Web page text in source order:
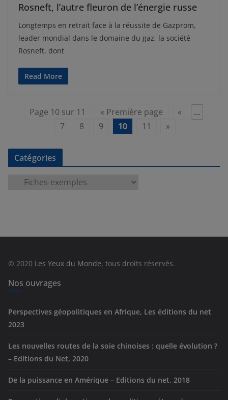
Rosneft, l’autre fleuron de l’énergie russe
Longtemps en retrait face à la réussite de Gazprom,
leader mondial dans le domaine du gaz, la société
Rosneft, dont
Read More
Page 10 sur 11 « Première page «
…
7
8 9 10 11 »
Catégories
e
s
© 2020 Les Yeux du Monde, tous droits réservés.
Nos ouvrages
Perspectives géopolitiques en Afrique, Les éditions du net
2023
Les nouvelles routes de la soie chinoises : quelle évolution ?
– Editions du Net, 2020
De la puissance en Amérique – Editions du net, 2018